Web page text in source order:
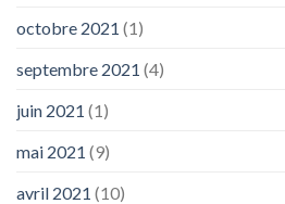
octobre 2021 (1)
septembre 2021 (4)
juin 2021 (1)
mai 2021 (9)
avril 2021 (10)